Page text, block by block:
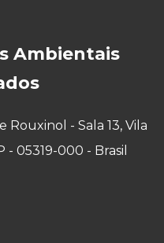
Ambientais
Rouxinol - Sala 13, Vila
05319-000 - Brasil